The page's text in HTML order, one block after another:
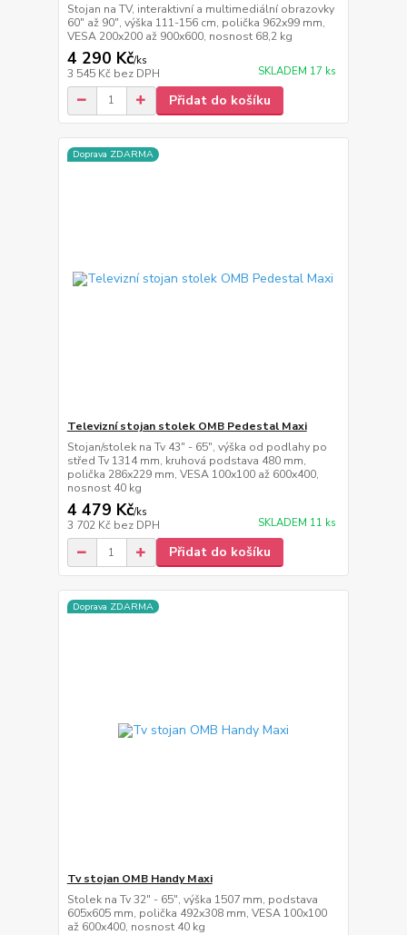
Stojan na TV, interaktivní a multimediální obrazovky
60" až 90", výška 111-156 cm, polička 962x99 mm,
VESA 200x200 až 900x600, nosnost 68,2 kg
4 290 Kč/ks
3 545 Kč bez DPH SKLADEM 17 ks
Přidat do košíku
Doprava ZDARMA
Televizní stojan stolek OMB Pedestal Maxi
Stojan/stolek na Tv 43" - 65", výška od podlahy po
střed Tv 1314 mm, kruhová podstava 480 mm,
polička 286x229 mm, VESA 100x100 až 600x400,
nosnost 40 kg
4 479 Kč/ks
3 702 Kč bez DPH SKLADEM 11 ks
Přidat do košíku
Doprava ZDARMA
Tv stojan OMB Handy Maxi
Stolek na Tv 32" - 65", výška 1507 mm, podstava
605x605 mm, polička 492x308 mm, VESA 100x100
až 600x400, nosnost 40 kg